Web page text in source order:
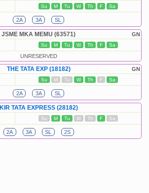
Su M Tu W Th F Sa
2A 3A SL
GN
JSME MKA MEMU (63571)
Su M Tu W Th F Sa
UNRESERVED
GN
THE TATA EXP (18182)
Su M Tu W Th F Sa
2A 3A SL
KIR TATA EXPRESS (28182)
Su M Tu W Th F Sa
2A 3A SL 2S